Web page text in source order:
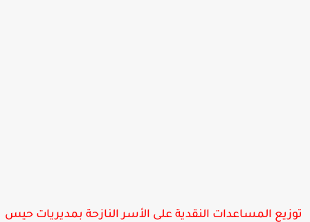
المساعدات النقدية على الأسر النازحة بمديريات حيس